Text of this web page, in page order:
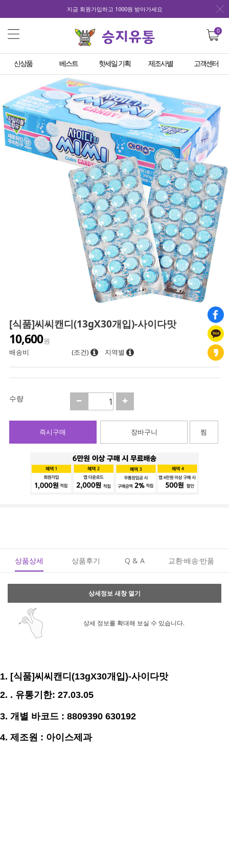
지금 회원가입하고 1000원 받아가세요
0
신상품 베스트 핫세일 기획 제조사별 고객센터
[식품]씨씨캔디(13gX30개입)-사이다맛
10,600원
배송비
(조건) 지역별
수량
즉시구매 장바구니 찜
상품상세 상품후기 Q & A 교환·배송·반품
상세정보 새창 열기
상세 정보를 확대해 보실 수 있습니다.
1. [식품]씨씨캔디(13gX30개입)-사이다맛
2. . 유통기한: 27.03.05
3. 개별 바코드 : 8809390 630192
4. 제조원 : 아이스제과